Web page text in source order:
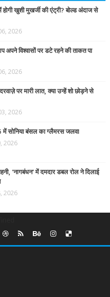
खुशी मुखर्जी की एंट्री? बोल्ड अंदाज से
2026
विश्वासों पर डटे रहने की ताकत पा
2026
पर मारी लात, क्या उन्हें शो छोड़ने से
2026
में सोनिया बंसल का ग्लैमरस जलवा
2026
'नागबंधन' में दमदार डबल रोल ने दिलाई
2026